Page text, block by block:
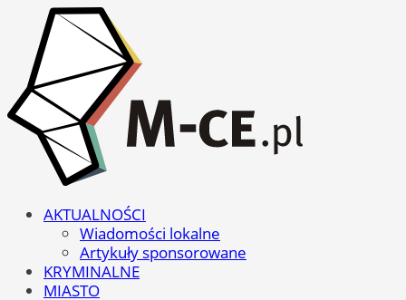
AKTUALNOŚCI
Wiadomości lokalne
Artykuły sponsorowane
KRYMINALNE
MIASTO